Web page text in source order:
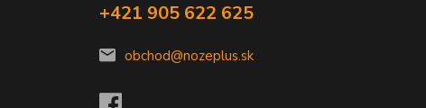
+421 905 622 625
obchod@nozeplus.sk